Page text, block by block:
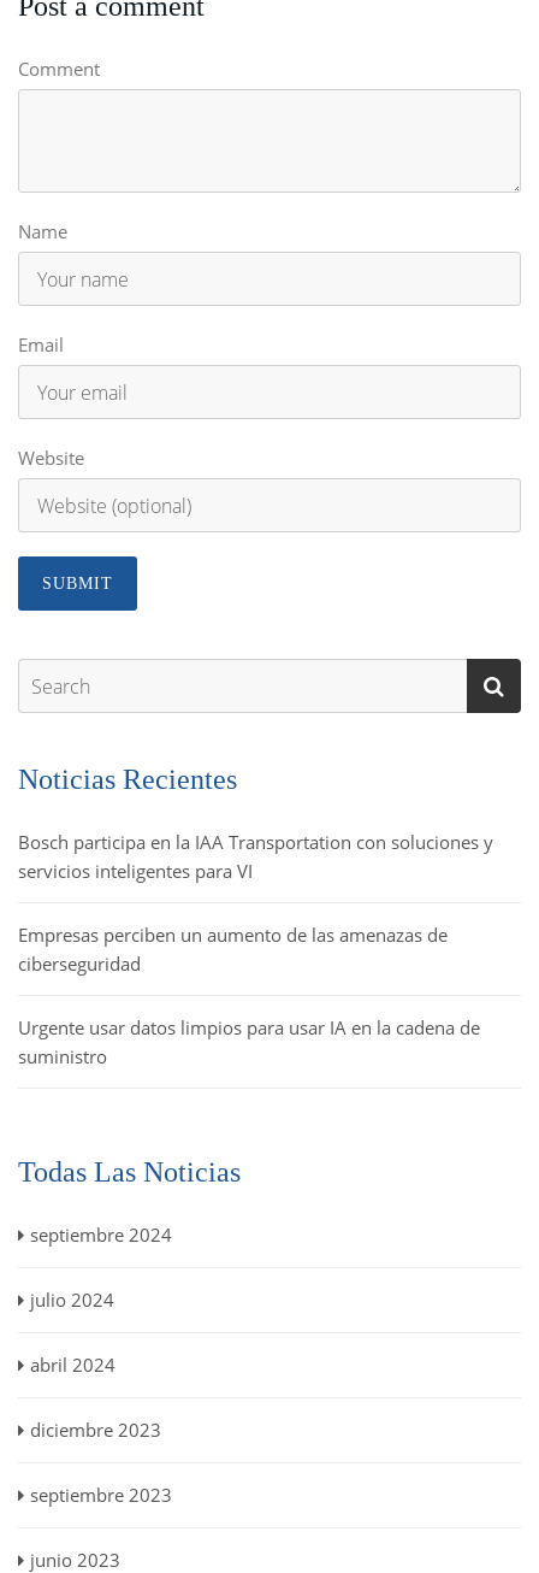
Comment
Name
Email
Website
Noticias Recientes
Bosch participa en la IAA Transportation con soluciones y
servicios inteligentes para VI
Empresas perciben un aumento de las amenazas de
ciberseguridad
Urgente usar datos limpios para usar IA en la cadena de
suministro
Todas Las Noticias
septiembre 2024
julio 2024
abril 2024
diciembre 2023
septiembre 2023
junio 2023